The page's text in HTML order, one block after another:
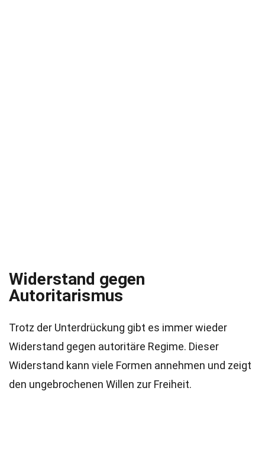
Widerstand gegen
Autoritarismus
Trotz der Unterdrückung gibt es immer wieder
Widerstand gegen autoritäre Regime. Dieser
Widerstand kann viele Formen annehmen und zeigt
den ungebrochenen Willen zur Freiheit.